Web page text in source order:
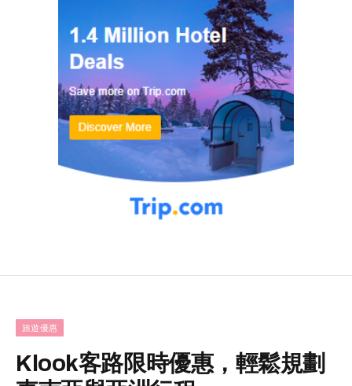
旅遊優惠
Klook客路限時優惠，輕鬆規劃